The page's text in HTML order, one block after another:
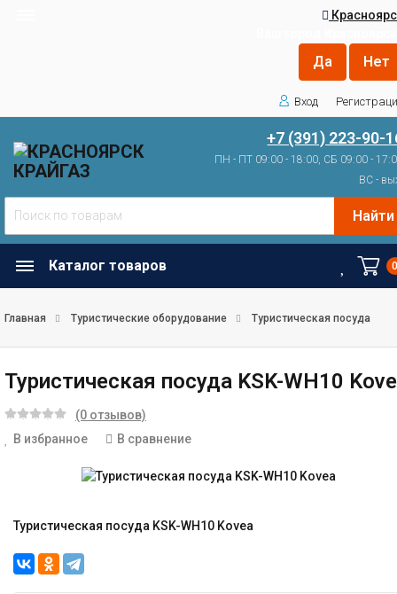
Вход
+7 (391) 223-90-
ПН - ПТ 09:00 - 18:00, СБ 09:00 -
ВС -
Найти
Каталог товаров
Главная Туристические оборудование Туристическая посуда
Туристическая посуда KSK-WH10
(0 отзывов)
В избранное
В сравнение
Туристическая посуда KSK-WH10 Kovea